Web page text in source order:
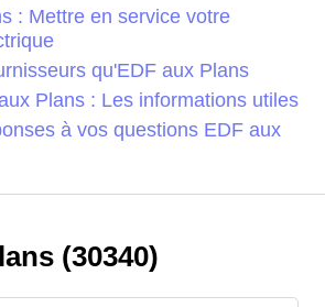
: Mettre en service votre
qu'EDF aux Plans
Plans : Les informations utiles
à vos questions EDF aux
(30340)